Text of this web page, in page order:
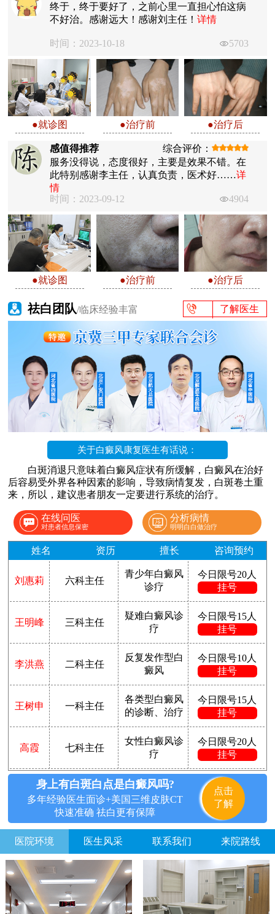
终于，终于要好了，之前心里一直担心怕这病
不好治。感谢远大！感谢刘主任！详情
时间：2023-10-18 5703
●就诊图 ●治疗前 ●治疗后
感值得推荐
综合评价：
服务没得说，态度很好，主要是效果不错。在
此特别感谢李主任，认真负责，医术好……详
情
时间：2023-09-12
4904
●就诊图 ●治疗前 ●治疗后
祛白团队/临床经验丰富 了解医生
关于白癜风康复医生有话说：
白斑消退只意味着白癜风症状有所缓解，白癜风在治好
后容易受外界各种因素的影响，导致病情复发，白斑卷土重
来，所以，建议患者朋友一定要进行系统的治疗。
在线问医
对患者信息保密
分析病情
明明白白做治疗
姓名 资历 擅长 咨询预约
刘惠莉 六科主任
青少年白癜风
诊疗
今日限号20人
挂号
王明峰 三科主任
疑难白癜风诊
疗
今日限号15人
挂号
李洪燕 二科主任
反复发作型白
癜风
今日限号10人
挂号
王树申 一科主任
各类型白癜风
的诊断、治疗
今日限号15人
挂号
高霞 七科主任
女性白癜风诊
疗
今日限号20人
挂号
身上有白斑白点是白癜风吗?
多年经验医生面诊+美国三维皮肤CT
快速准确 祛白更有保障
点击
了解
医院环境 医生风采 联系我们 来院路线